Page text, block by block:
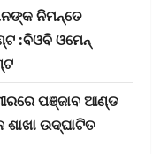
ନିମନ୍ତେ
:ବିଓବି ଓମେନ୍
ପଞ୍ଜାବ ଆଣ୍ଡ
ଉଦ୍‌ଘାଟିତ